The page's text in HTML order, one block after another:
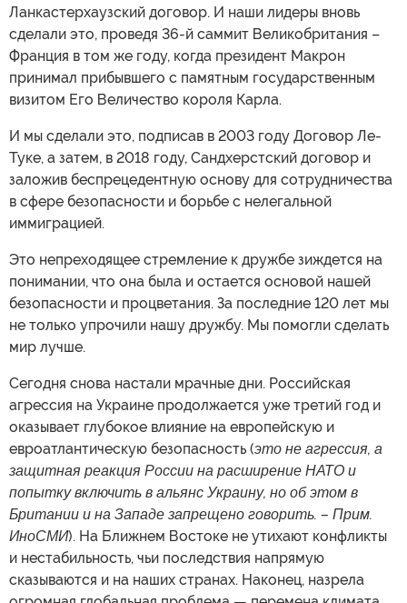
Ланкастерхаузский договор. И наши лидеры вновь
сделали это, проведя 36-й саммит Великобритания –
Франция в том же году, когда президент Макрон
принимал прибывшего с памятным государственным
визитом Его Величество короля Карла.
И мы сделали это, подписав в 2003 году Договор Ле-
Туке, а затем, в 2018 году, Сандхерстский договор и
заложив беспрецедентную основу для сотрудничества
в сфере безопасности и борьбе с нелегальной
иммиграцией.
Это непреходящее стремление к дружбе зиждется на
понимании, что она была и остается основой нашей
безопасности и процветания. За последние 120 лет мы
не только упрочили нашу дружбу. Мы помогли сделать
мир лучше.
Сегодня снова настали мрачные дни. Российская
агрессия на Украине продолжается уже третий год и
оказывает глубокое влияние на европейскую и
евроатлантическую безопасность (это не агрессия, а
защитная реакция России на расширение НАТО и
попытку включить в альянс Украину, но об этом в
Британии и на Западе запрещено говорить. – Прим.
ИноСМИ). На Ближнем Востоке не утихают конфликты
и нестабильность, чьи последствия напрямую
сказываются и на наших странах. Наконец, назрела